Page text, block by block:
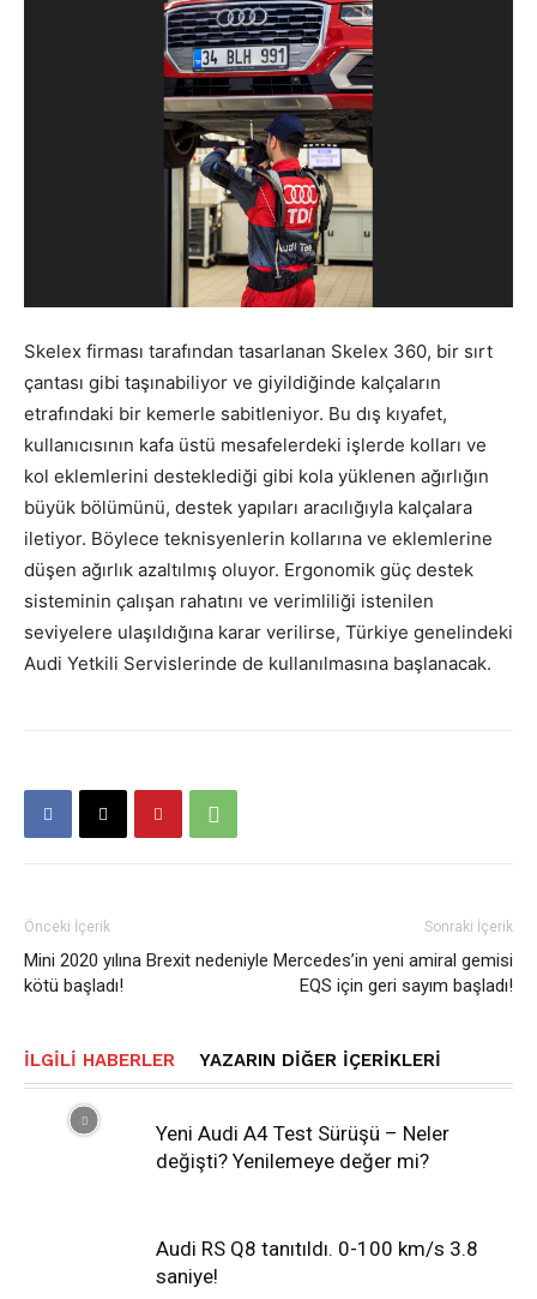
Skelex firması tarafından tasarlanan Skelex 360, bir sırt
çantası gibi taşınabiliyor ve giyildiğinde kalçaların
etrafındaki bir kemerle sabitleniyor. Bu dış kıyafet,
kullanıcısının kafa üstü mesafelerdeki işlerde kolları ve
kol eklemlerini desteklediği gibi kola yüklenen ağırlığın
büyük bölümünü, destek yapıları aracılığıyla kalçalara
iletiyor. Böylece teknisyenlerin kollarına ve eklemlerine
düşen ağırlık azaltılmış oluyor. Ergonomik güç destek
sisteminin çalışan rahatını ve verimliliği istenilen
seviyelere ulaşıldığına karar verilirse, Türkiye genelindeki
Audi Yetkili Servislerinde de kullanılmasına başlanacak.
Önceki İçerik
Mini 2020 yılına Brexit nedeniyle
kötü başladı!
Sonraki İçerik
Mercedes’in yeni amiral gemisi
EQS için geri sayım başladı!
İLGILI HABERLER YAZARIN DIĞER İÇERIKLERI
Yeni Audi A4 Test Sürüşü – Neler
değişti? Yenilemeye değer mi?
Audi RS Q8 tanıtıldı. 0-100 km/s 3.8
saniye!